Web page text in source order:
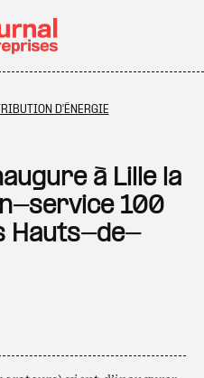
D'ÉNERGIE
à Lille la
service 100
Hauts-de-